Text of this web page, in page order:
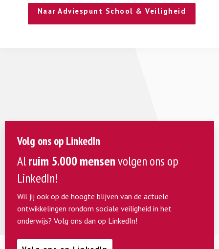
Naar Adviespunt School & Veiligheid
Volg ons op LinkedIn
Alruim 5.000 mensenvolgen ons op
LinkedIn!
Wil jij ook op de hoogte blijven van de actuele
ontwikkelingen rondom sociale veiligheid in het
onderwijs? Volg ons dan op LinkedIn!